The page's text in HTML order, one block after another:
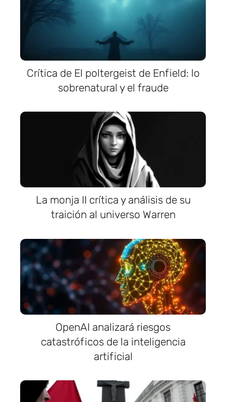
Crítica de El poltergeist de Enfield: lo
sobrenatural y el fraude
La monja II crítica y análisis de su
traición al universo Warren
OpenAI analizará riesgos
catastróficos de la inteligencia
artificial